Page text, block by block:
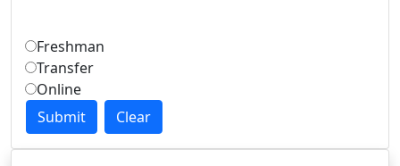
Freshman
Transfer
Online
Submit
Clear